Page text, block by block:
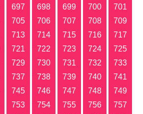
697 698 699 700
701
705 706 707 708
709
713 714 715 716
717
721 722 723 724
725
729 730 731 732
733
737 738 739 740
741
745 746 747 748
749
753 754 755 756
757